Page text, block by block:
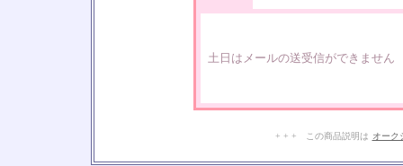
土日はメールの送受信ができません
+ + + この商品説明は オーク